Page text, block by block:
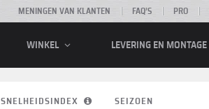
MENINGEN VAN KLANTEN FAQ’S PRO
WINKEL LEVERING EN MONTAGE
SNELHEIDSINDEX SEIZOEN